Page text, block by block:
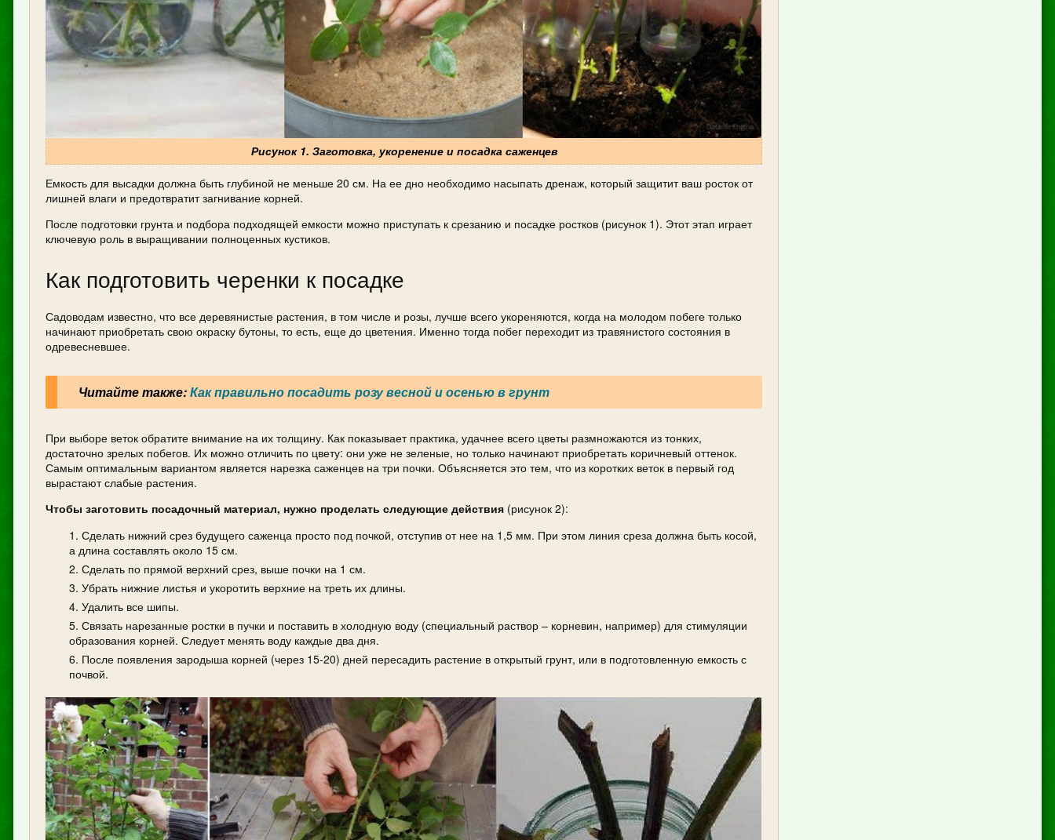
Рисунок 1. Заготовка, укоренение и посадка саженцев
Емкость для высадки должна быть глубиной не меньше 20 см. На ее дно необходимо насыпать дренаж, который защитит ваш росток от
лишней влаги и предотвратит загнивание корней.
После подготовки грунта и подбора подходящей емкости можно приступать к срезанию и посадке ростков (рисунок 1). Этот этап играет
ключевую роль в выращивании полноценных кустиков.
Как подготовить черенки к посадке
Садоводам известно, что все деревянистые растения, в том числе и розы, лучше всего укореняются, когда на молодом побеге только
начинают приобретать свою окраску бутоны, то есть, еще до цветения. Именно тогда побег переходит из травянистого состояния в
одревесневшее.
Читайте также:Как правильно посадить розу весной и осенью в грунт
При выборе веток обратите внимание на их толщину. Как показывает практика, удачнее всего цветы размножаются из тонких,
достаточно зрелых побегов. Их можно отличить по цвету: они уже не зеленые, но только начинают приобретать коричневый оттенок.
Самым оптимальным вариантом является нарезка саженцев на три почки. Объясняется это тем, что из коротких веток в первый год
вырастают слабые растения.
Чтобы заготовить посадочный материал, нужно проделать следующие действия (рисунок 2):
Сделать нижний срез будущего саженца просто под почкой, отступив от нее на 1,5 мм. При этом линия среза должна быть косой,
а длина составлять около 15 см.
Сделать по прямой верхний срез, выше почки на 1 см.
Убрать нижние листья и укоротить верхние на треть их длины.
Удалить все шипы.
Связать нарезанные ростки в пучки и поставить в холодную воду (специальный раствор – корневин, например) для стимуляции
образования корней. Следует менять воду каждые два дня.
После появления зародыша корней (через 15-20) дней пересадить растение в открытый грунт, или в подготовленную емкость с
почвой.